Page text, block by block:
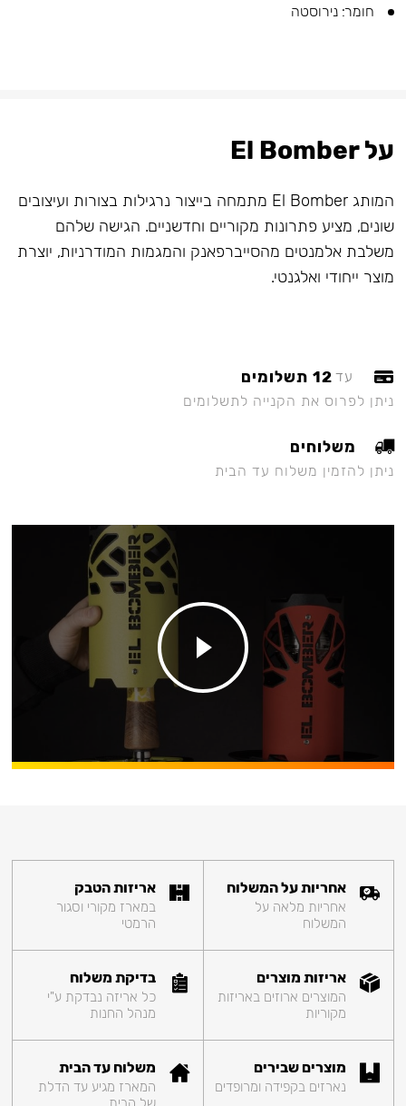
חומר: נירוסטה
על El Bomber
המותג El Bomber מתמחה בייצור נרגילות בצורות ועיצובים
שונים, מציע פתרונות מקוריים וחדשניים. הגישה שלהם
משלבת אלמנטים מהסייברפאנק והמגמות המודרניות, יוצרת
מוצר ייחודי ואלגנטי.
עד 12 תשלומים
ניתן לפרוס את הקנייה לתשלומים
משלוחים
ניתן להזמין משלוח עד הבית
אחריות על המשלוח
אחריות מלאה על
המשלוח
אריזות הטבק
במארז מקורי וסגור
הרמטי
אריזות מוצרים
המוצרים ארוזים באריזות
מקוריות
בדיקת משלוח
כל אריזה נבדקת ע"י
מנהל החנות
מוצרים שבירים
נארזים בקפידה ומרופדים
משלוח עד הבית
המארז מגיע עד הדלת